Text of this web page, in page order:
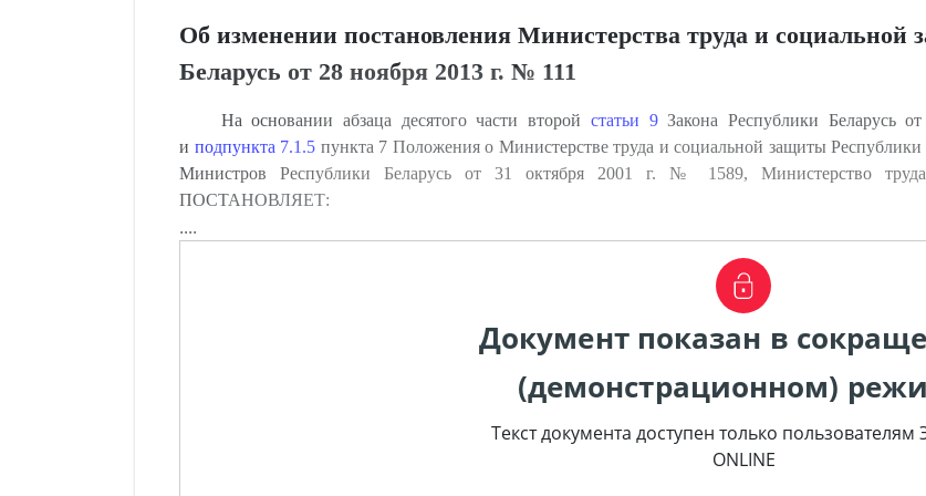
Об изменении постановления Министерства труда и социальной
Беларусь от 28 ноября 2013 г. № 111
На основании абзаца десятого части второй статьи 9Закона Республики Беларусь
и подпункта 7.1.5 пункта 7 Положения о Министерстве труда и социальной защиты Республики
Министров Республики Беларусь от 31 октября 2001 г. № 1589, Министерство
ПОСТАНОВЛЯЕТ:
....
Документ показан в
(демонстрационном)
Текст документа доступен только
ONLINE